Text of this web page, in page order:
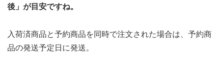
後」が目安ですね。
入荷済商品と予約商品を同時で注文された場合は、予約商
品の発送予定日に発送。